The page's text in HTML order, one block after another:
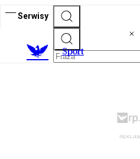
Serwisy
Sport